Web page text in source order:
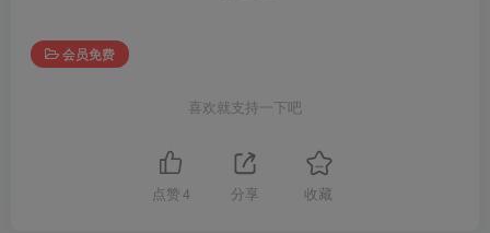
会员免费
喜欢就支持一下吧
点赞 4 分享 收藏